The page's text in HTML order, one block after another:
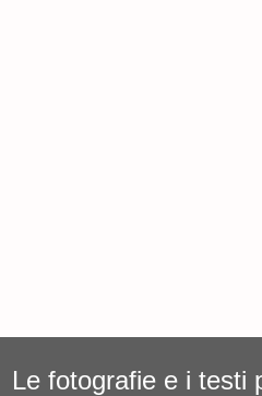
Le fotografie e i testi